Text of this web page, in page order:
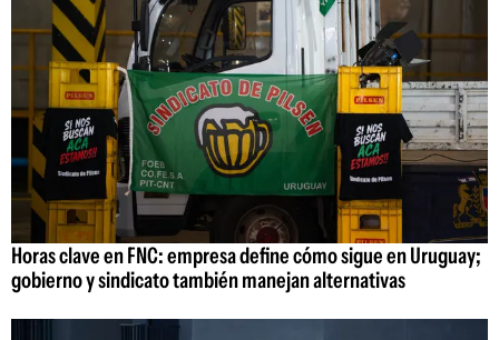
Horas clave en FNC: empresa define cómo sigue en Uruguay;
gobierno y sindicato también manejan alternativas